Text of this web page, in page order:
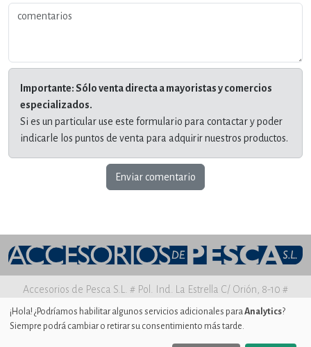
Importante: Sólo venta directa a mayoristas y comercios
especializados.
Si es un particular use este formulario para contactar y poder
indicarle los puntos de venta para adquirir nuestros productos.
Enviar comentario
Accesorios de Pesca S.L. # Pol. Ind. La Estrella C/ Orión, 8-10 #
30500 MOLINA DE SEGURA Murcia
Aviso legal
¡Hola! ¿Podríamos habilitar algunos servicios adicionales paraAnalytics?
Siempre podrá cambiar o retirar su consentimiento más tarde.